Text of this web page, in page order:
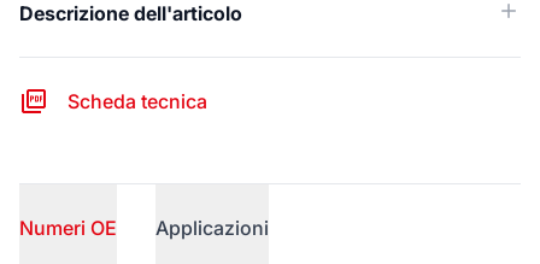
Descrizione dell'articolo
Scheda tecnica
Numeri OE Applicazioni